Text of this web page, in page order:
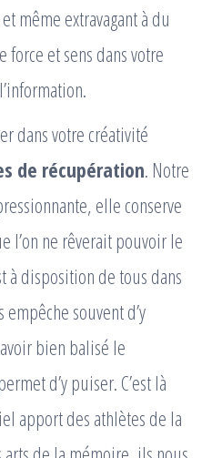
même extravagant à du
force et sens dans votre
dans votre créativité
de récupération. Notre
elle conserve
l’on ne rêverait pouvoir le
à disposition de tous dans
souvent d’y
bien balisé le
d’y puiser. C’est là
apport des athlètes de la